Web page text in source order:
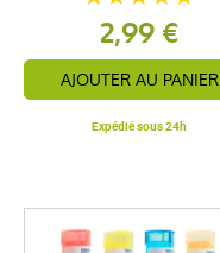
2,99 €
AJOUTER AU PANIER
Expédié sous 24h